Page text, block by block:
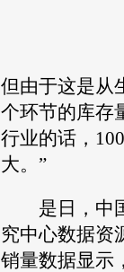
但由于这是从
个环节的库存
行业的话，
大。”
是日，中
究中心数据资
销量数据显示